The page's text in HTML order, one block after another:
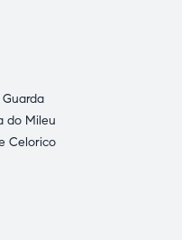
do Mileu
Celorico